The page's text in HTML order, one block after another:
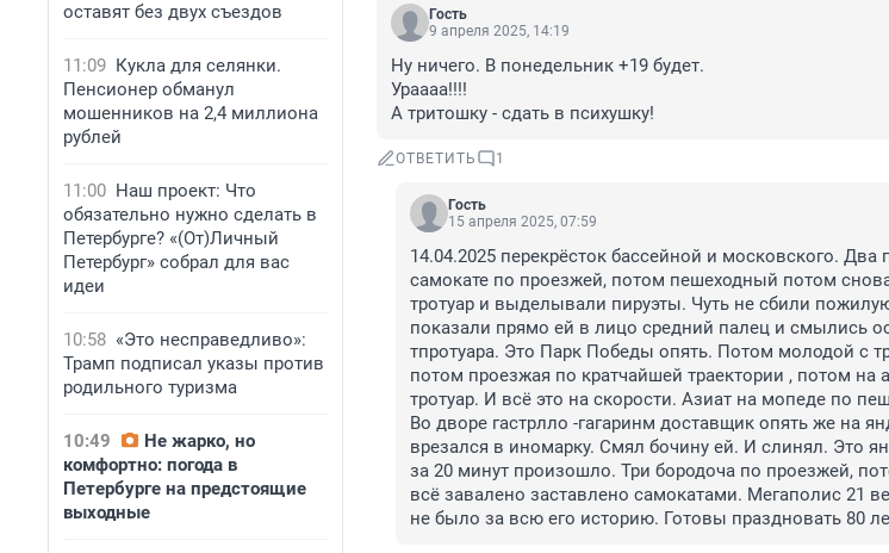
оставят без двух съездов
11:09 Кукла для селянки.
Пенсионер обманул
мошенников на 2,4 миллиона
рублей
11:00 Наш проект: Что
обязательно нужно сделать в
Петербурге? «(От)Личный
Петербург» собрал для вас
идеи
10:58 «Это несправедливо»:
Трамп подписал указы против
родильного туризма
10:49
Не жарко, но
комфортно: погода в
Петербурге на предстоящие
выходные
Гость
9 апреля 2025, 14:19
Ну ничего. В понедельник +19 будет.
Ураааа!!!!
А тритошку - сдать в психушку!
ОТВЕТИТЬ 1
Гость
15 апреля 2025, 07:59
14.04.2025 перекрёсток бассейной и московского.
самокате по проезжей, потом пешеходный потом
тротуар и выделывали пируэты. Чуть не сбили
показали прямо ей в лицо средний палец и смылись
тпротуара. Это Парк Победы опять. Потом молодой с
потом проезжая по кратчайшей траектории , потом на
тротуар. И всё это на скорости. Азиат на мопеде по
Во дворе гастрлло -гагаринм доставщик опять же на
врезался в иномарку. Смял бочину ей. И слинял. Это
за 20 минут произошло. Три бородоча по проезжей,
всё завалено заставлено самокатами. Мегаполис 21
не было за всю его историю. Готовы праздновать 80